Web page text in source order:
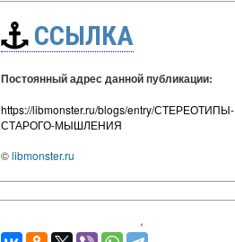
ССЫЛКА
Постоянный адрес данной публикации:
https://libmonster.ru/blogs/entry/СТЕРЕОТИПЫ-
СТАРОГО-МЫШЛЕНИЯ
©libmonster.ru
‹